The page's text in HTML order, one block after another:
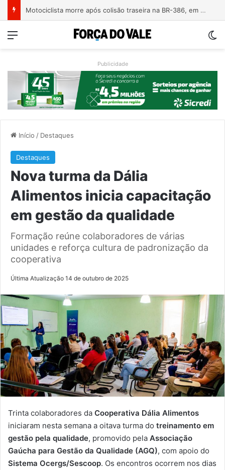
Motociclista morre após colisão traseira na BR-386, em Triunfo
Menu
Publicidade
Início / Destaques
Destaques
Nova turma da Dália
Alimentos inicia capacitação
em gestão da qualidade
Formação reúne colaboradores de várias
unidades e reforça cultura de padronização da
cooperativa
Última Atualização 14 de outubro de 2025
Trinta colaboradores da Cooperativa Dália Alimentos
iniciaram nesta semana a oitava turma do treinamento em
gestão pela qualidade, promovido pela Associação
Gaúcha para Gestão da Qualidade (AGQ), com apoio do
Sistema Ocergs/Sescoop. Os encontros ocorrem nos dias